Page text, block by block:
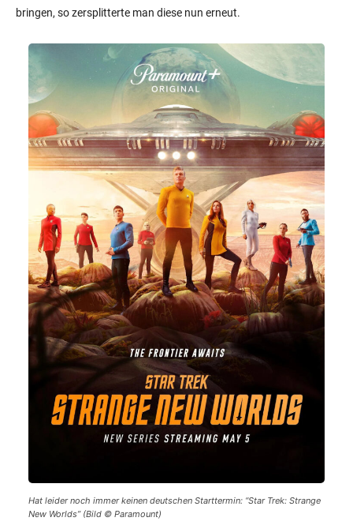
bringen, so zersplitterte man diese nun erneut.
Hat leider noch immer keinen deutschen Starttermin: “Star Trek: Strange
New Worlds” (Bild © Paramount)